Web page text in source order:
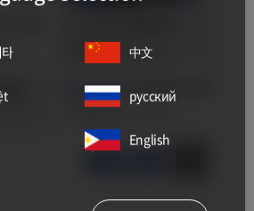
中文
русский
English